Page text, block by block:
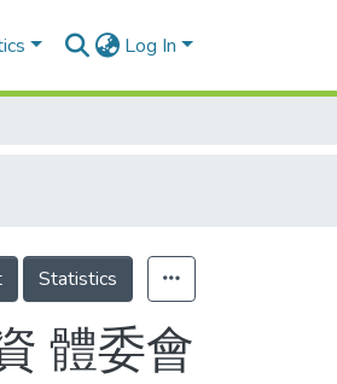
Log In
Statistics
體委會